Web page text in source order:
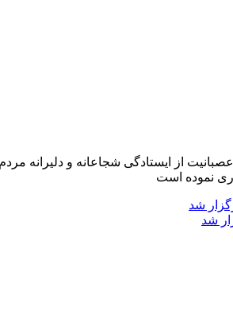
از ایستادگی شجاعانه و دلیرانه
نموده است
شد